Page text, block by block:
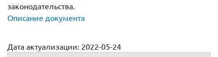
законодательства.
Описание документа
Дата актуализации: 2022-05-24